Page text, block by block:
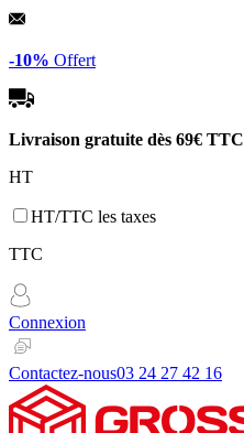
Panneau de gestion des cookies
-10% Offert
Livraison gratuite dès 69€ TTC
HT
HT/TTC les taxes
TTC
Connexion
Contactez-nous03 24 27 42 16